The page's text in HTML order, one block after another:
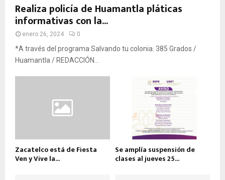
Realiza policía de Huamantla pláticas
informativas con la...
enero 26, 2024 0
*A través del programa Salvando tu colonia. 385 Grados /
Huamantla / REDACCIÓN...
Zacatelco está de Fiesta
Ven y Vive la...
Se amplía suspensión de
clases al jueves 25...